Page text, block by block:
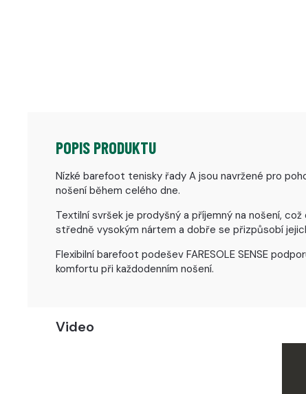
POPIS PRODUKTU
Nízké barefoot tenisky řady A jsou navržené pro
nošení během celého dne.
Textilní svršek je prodyšný a příjemný na nošení,
středně vysokým nártem a dobře se přizpůsobí
Flexibilní barefoot podešev FARESOLE SENSE
komfortu při každodenním nošení.
Video